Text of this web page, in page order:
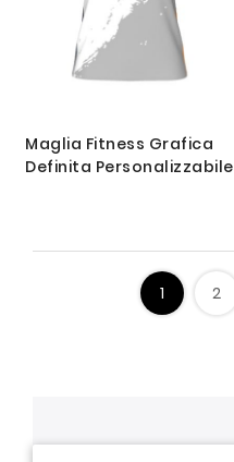
Maglia Fitness Grafica
Definita Personalizzabile
1 2